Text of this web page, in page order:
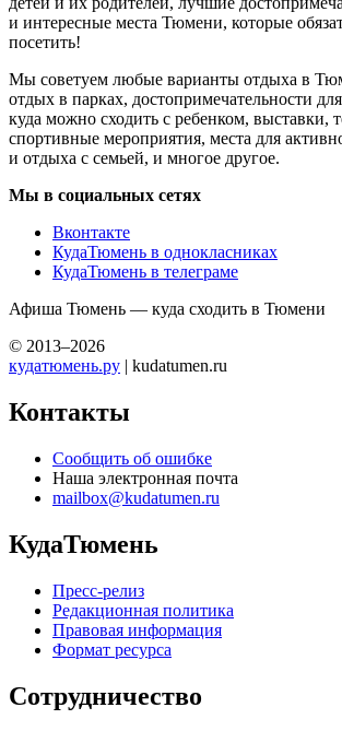
и интересные места Тюмени, которые
посетить!
Мы советуем любые варианты отдыха в
отдых в парках, достопримечательности
куда можно сходить с ребенком, выставки,
спортивные мероприятия, места для
и отдыха с семьей, и многое другое.
Мы в социальных сетях
Вконтакте
КудаТюмень в однокласниках
КудаТюмень в телеграме
Афиша Тюмень — куда сходить в Тюмени
© 2013–2026
кудатюмень.ру | kudatumen.ru
Контакты
Сообщить об ошибке
Наша электронная почта
mailbox@kudatumen.ru
КудаТюмень
Пресс-релиз
Редакционная политика
Правовая информация
Формат ресурса
Сотрудничество